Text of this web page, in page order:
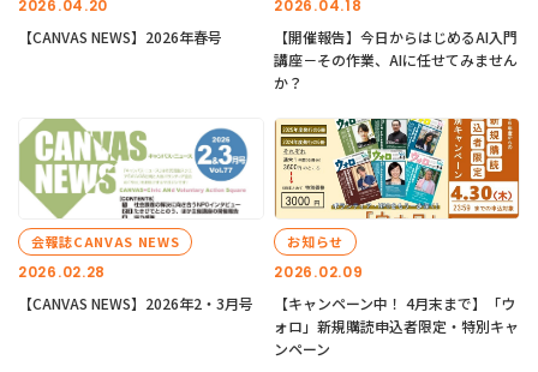
2026.04.20
【CANVAS NEWS】2026年春号
2026.04.18
【開催報告】今日からはじめるAI入門
講座－その作業、AIに任せてみません
か？
2026.02.28
会報誌CANVAS NEWS
【CANVAS NEWS】2026年2・3月号
2026.02.09
お知らせ
【キャンペーン中！ 4月末まで】「ウ
ォロ」新規購読申込者限定・特別キャ
ンペーン